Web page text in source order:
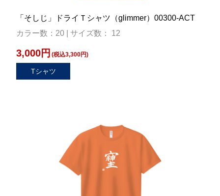
「そしじ」ドライＴシャツ（glimmer）00300-ACT
カラー数：20 | サイズ数： 12
3,000円 (税込3,300円)
Tシャツ